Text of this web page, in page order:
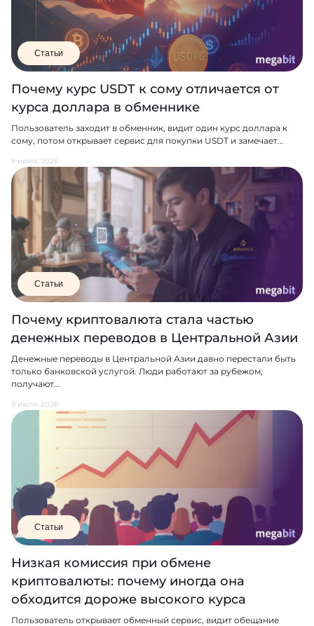
Статьи
Почему курс USDT к сому отличается от
курса доллара в обменнике
Пользователь заходит в обменник, видит один курс доллара к
сому, потом открывает сервис для покупки USDT и замечает...
9 июля, 2026
Статьи
Почему криптовалюта стала частью
денежных переводов в Центральной Азии
Денежные переводы в Центральной Азии давно перестали быть
только банковской услугой. Люди работают за рубежом,
получают...
9 июля, 2026
Статьи
Низкая комиссия при обмене
криптовалюты: почему иногда она
обходится дороже высокого курса
Пользователь открывает обменный сервис, видит обещание